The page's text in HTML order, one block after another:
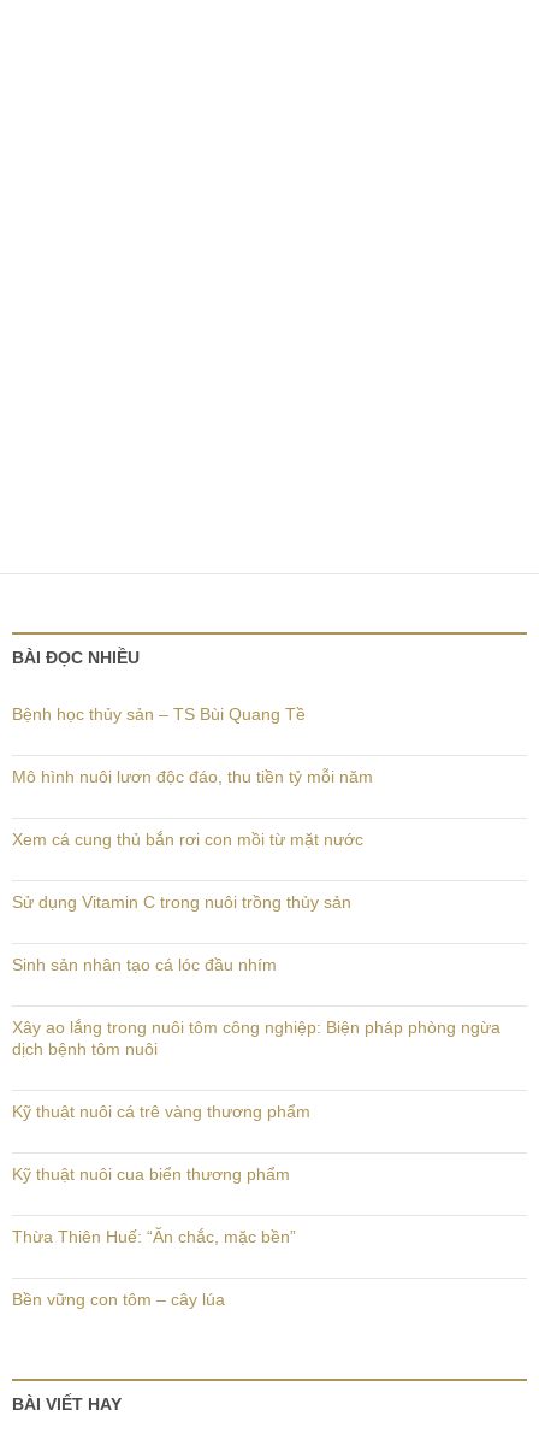
BÀI ĐỌC NHIỀU
Bệnh học thủy sản – TS Bùi Quang Tề
Mô hình nuôi lươn độc đáo, thu tiền tỷ mỗi năm
Xem cá cung thủ bắn rơi con mồi từ mặt nước
Sử dụng Vitamin C trong nuôi trồng thủy sản
Sinh sản nhân tạo cá lóc đầu nhím
Xây ao lắng trong nuôi tôm công nghiệp: Biện pháp phòng ngừa
dịch bệnh tôm nuôi
Kỹ thuật nuôi cá trê vàng thương phẩm
Kỹ thuật nuôi cua biển thương phẩm
Thừa Thiên Huế: “Ăn chắc, mặc bền”
Bền vững con tôm – cây lúa
BÀI VIẾT HAY